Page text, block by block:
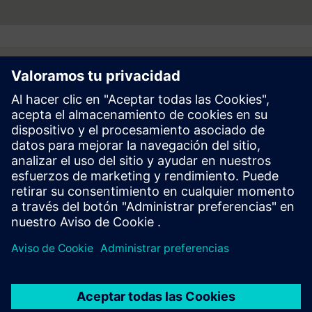
Follow
Prensa | Empresa | Siemens
© Siemens 1996 – 2026
Información Corporativa
Politica de Privacidad y Cookies
Digital ID